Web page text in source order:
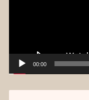
00:00